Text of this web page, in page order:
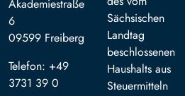
Akademiestraße
6
09599 Freiberg
Telefon: +49
3731 39 0
Sächsischen
Landtag
beschlossenen
Haushalts aus
Steuermitteln